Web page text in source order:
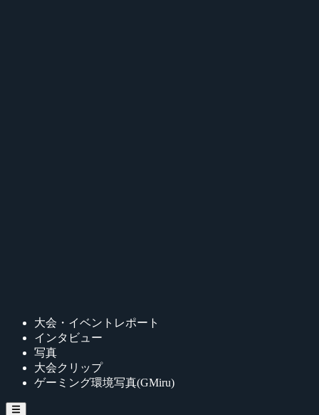
大会・イベントレポート
インタビュー
写真
大会クリップ
ゲーミング環境写真(GMiru)